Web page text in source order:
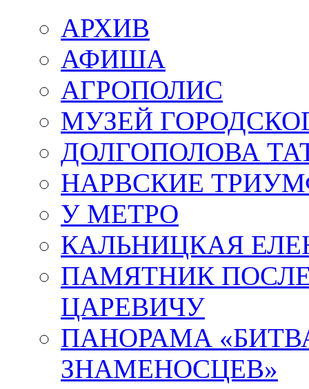
АРХИВ
АФИША
АГРОПОЛИС
МУЗЕЙ
ДОЛГОПОЛОВА
НАРВСКИЕ
У МЕТРО
КАЛЬНИЦКАЯ
ПАМЯТНИК
ЦАРЕВИЧУ
ПАНОРАМА
ЗНАМЕНОСЦЕВ»